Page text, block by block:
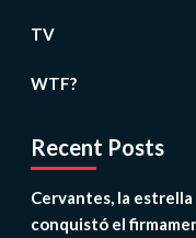
TV
WTF?
Recent Posts
Cervantes, la
conquistó el